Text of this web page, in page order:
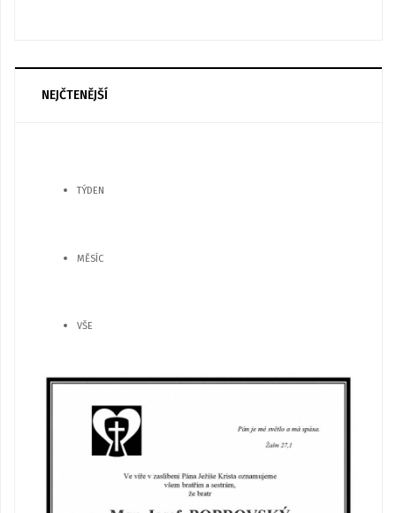
NEJČTENĚJŠÍ
TÝDEN
MĚSÍC
VŠE